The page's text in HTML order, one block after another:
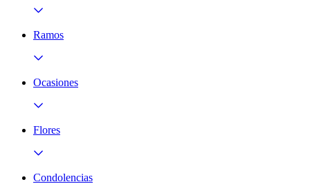
Ramos
Ocasiones
Flores
Condolencias